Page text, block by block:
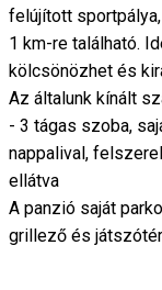
felújított
1 km-re található.
kölcsönözhet és
Az általunk kínált
- 3 tágas szoba,
nappalival,
ellátva
A panzió saját
grillező és